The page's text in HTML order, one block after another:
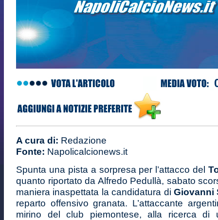
A cura di: Redazione
Fonte: Napolicalcionews.it
Spunta una pista a sorpresa per l’attacco del
quanto riportato da Alfredo Pedullà, sabato
maniera inaspettata la candidatura di Giovanni
reparto offensivo granata. L’attaccante
mirino del club piemontese, alla ricerca di